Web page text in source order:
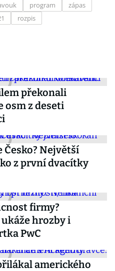
program
zápas
rozpis
překonali
osm z deseti
Česko? Největší
z první dvacítky
firmy?
hrozby i
PwC
amerického